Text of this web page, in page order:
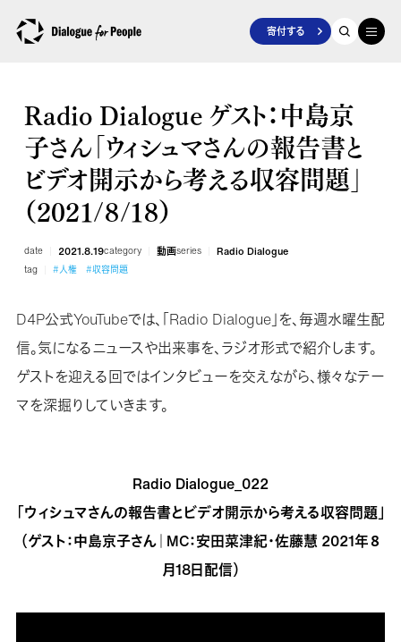
寄付する
Radio Dialogue ゲスト：中島京
子さん「ウィシュマさんの報告書と
ビデオ開示から考える収容問題」
（2021/８/18）
date 2021.8.19category 動画series Radio Dialogue
tag #人権 #収容問題
D4P公式YouTubeでは、「Radio Dialogue」を、毎週水曜生配
信。気になるニュースや出来事を、ラジオ形式で紹介します。
ゲストを迎える回ではインタビューを交えながら、様々なテー
マを深掘りしていきます。
Radio Dialogue_022
「ウィシュマさんの報告書とビデオ開示から考える収容問題」
（ゲスト：中島京子さん｜MC：安田菜津紀・佐藤慧 2021年８
月18日配信）